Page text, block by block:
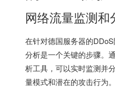
网络流量监测和
在针对德国服务器的
分析是一个关键的步骤。
析工具，可以实时监测并
量模式和潜在的攻击行为